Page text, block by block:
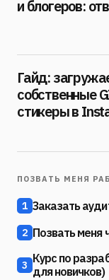
и блогеров:
Гайд:
собственные
стикеры в
ПОЗВАТЬ МЕНЯ
1 Заказать
2 Позвать меня
3 Курс по
для новичков)